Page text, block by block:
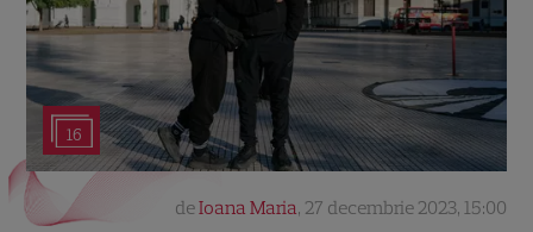
16
deIoana Maria, 27 decembrie 2023, 15:00